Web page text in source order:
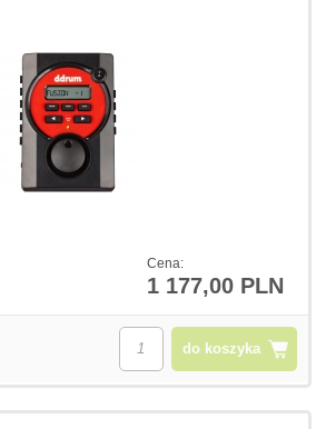
Cena:
1 177,00 PLN
do koszyka